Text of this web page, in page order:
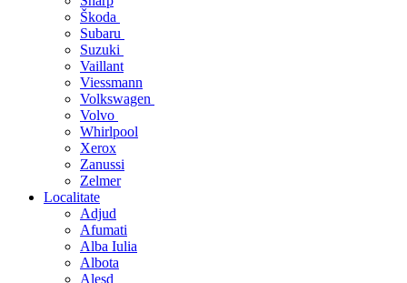
Škoda
Subaru
Suzuki
Vaillant
Viessmann
Volkswagen
Volvo
Whirlpool
Xerox
Zanussi
Zelmer
Localitate
Adjud
Afumati
Alba Iulia
Albota
Alesd